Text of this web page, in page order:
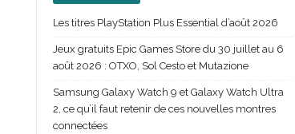
Les titres PlayStation Plus Essential d’août 2026
Jeux gratuits Epic Games Store du 30 juillet au 6
août 2026 : OTXO, Sol Cesto et Mutazione
Samsung Galaxy Watch 9 et Galaxy Watch Ultra
2, ce qu’il faut retenir de ces nouvelles montres
connectées